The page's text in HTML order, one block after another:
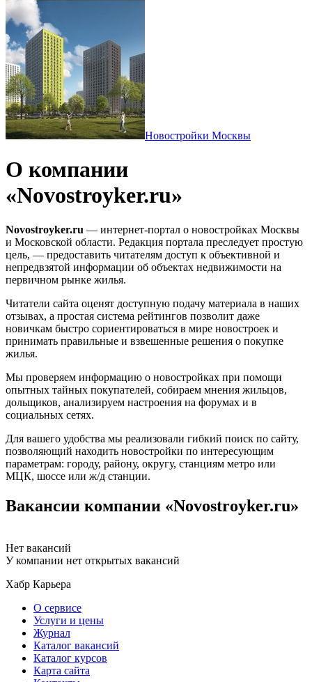
Новостройки Москвы
О компании
«Novostroyker.ru»
Novostroyker.ru — интернет-портал о новостройках Москвы
и Московской области. Редакция портала преследует простую
цель, — предоставить читателям доступ к объективной и
непредвзятой информации об объектах недвижимости на
первичном рынке жилья.
Читатели сайта оценят доступную подачу материала в наших
отзывах, а простая система рейтингов позволит даже
новичкам быстро сориентироваться в мире новостроек и
принимать правильные и взвешенные решения о покупке
жилья.
Мы проверяем информацию о новостройках при помощи
опытных тайных покупателей, собираем мнения жильцов,
дольщиков, анализируем настроения на форумах и в
социальных сетях.
Для вашего удобства мы реализовали гибкий поиск по сайту,
позволяющий находить новостройки по интересующим
параметрам: городу, району, округу, станциям метро или
МЦК, шоссе или ж/д станции.
Вакансии компании «Novostroyker.ru»
Нет вакансий
У компании нет открытых вакансий
Хабр Карьера
О сервисе
Услуги и цены
Журнал
Каталог вакансий
Каталог курсов
Карта сайта